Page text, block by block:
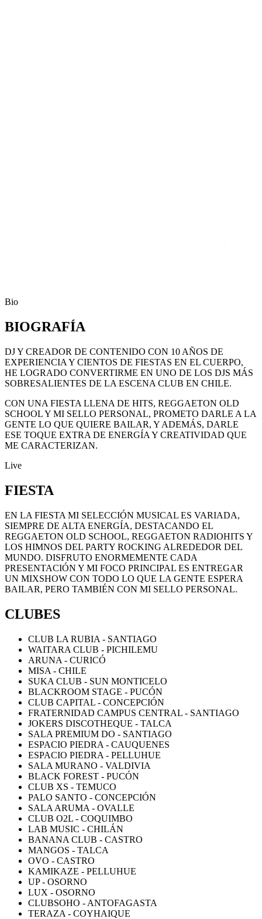
Bio
BIOGRAFÍA
DJ Y CREADOR DE CONTENIDO CON 10 AÑOS DE
EXPERIENCIA Y CIENTOS DE FIESTAS EN EL CUERPO,
HE LOGRADO CONVERTIRME EN UNO DE LOS DJS MÁS
SOBRESALIENTES DE LA ESCENA CLUB EN CHILE.
CON UNA FIESTA LLENA DE HITS, REGGAETON OLD
SCHOOL Y MI SELLO PERSONAL, PROMETO DARLE A LA
GENTE LO QUE QUIERE BAILAR, Y ADEMÁS, DARLE
ESE TOQUE EXTRA DE ENERGÍA Y CREATIVIDAD QUE
ME CARACTERIZAN.
Live
FIESTA
EN LA FIESTA MI SELECCIÓN MUSICAL ES VARIADA,
SIEMPRE DE ALTA ENERGÍA, DESTACANDO EL
REGGAETON OLD SCHOOL, REGGAETON RADIOHITS Y
LOS HIMNOS DEL PARTY ROCKING ALREDEDOR DEL
MUNDO. DISFRUTO ENORMEMENTE CADA
PRESENTACIÓN Y MI FOCO PRINCIPAL ES ENTREGAR
UN MIXSHOW CON TODO LO QUE LA GENTE ESPERA
BAILAR, PERO TAMBIÉN CON MI SELLO PERSONAL.
CLUBES
CLUB LA RUBIA - SANTIAGO
WAITARA CLUB - PICHILEMU
ARUNA - CURICÓ
MISA - CHILE
SUKA CLUB - SUN MONTICELO
BLACKROOM STAGE - PUCÓN
CLUB CAPITAL - CONCEPCIÓN
FRATERNIDAD CAMPUS CENTRAL - SANTIAGO
JOKERS DISCOTHEQUE - TALCA
SALA PREMIUM DO - SANTIAGO
ESPACIO PIEDRA - CAUQUENES
ESPACIO PIEDRA - PELLUHUE
SALA MURANO - VALDIVIA
BLACK FOREST - PUCÓN
CLUB XS - TEMUCO
PALO SANTO - CONCEPCIÓN
SALA ARUMA - OVALLE
CLUB O2L - COQUIMBO
LAB MUSIC - CHILÁN
BANANA CLUB - CASTRO
MANGOS - TALCA
OVO - CASTRO
KAMIKAZE - PELLUHUE
UP - OSORNO
LUX - OSORNO
CLUBSOHO - ANTOFAGASTA
TERAZA - COYHAIQUE